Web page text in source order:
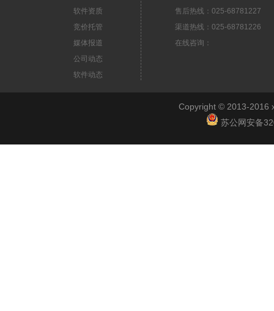
软件资质
竞价托管
媒体报道
公司动态
软件动态
售后热线：025-68781227
渠道热线：025-68781226
在线咨询：
Copyright © 2013-2016
苏公网安备